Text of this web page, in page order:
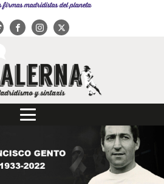
firmas madridistas del planeta